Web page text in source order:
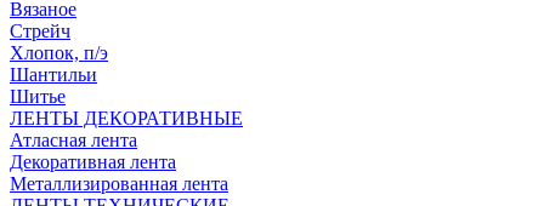
Вязаное
Стрейч
Хлопок, п/э
Шантильи
Шитье
ЛЕНТЫ ДЕКОРАТИВНЫЕ
Атласная лента
Декоративная лента
Металлизированная лента